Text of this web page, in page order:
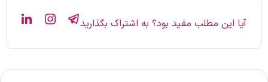
آیا این مطلب مفید بود؟ به اشتراک بگذارید